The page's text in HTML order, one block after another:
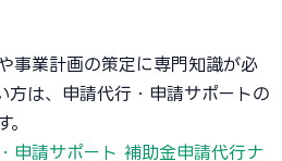
事業計画の策定に専門知識が必
方は、申請代行・申請サポートの
申請サポート 補助金申請代行ナ